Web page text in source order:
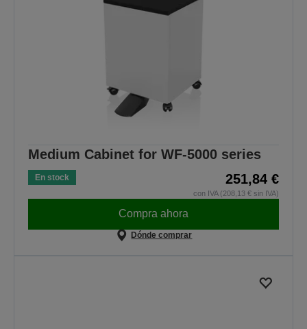
Medium Cabinet for WF-5000 series
En stock 251,84 €
con IVA (208,13 € sin IVA)
Compra ahora
Dónde comprar